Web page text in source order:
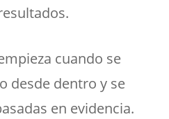
cuando se
desde dentro y se
en evidencia.